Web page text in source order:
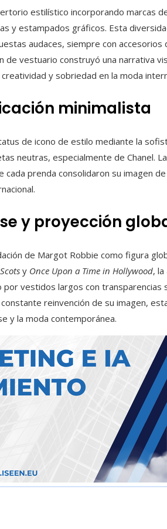
estilístico incorporando marcas
y estampados gráficos. Esta
audaces, siempre con accesorios
de vestuario construyó una narrativa
y sobriedad en la moda
minimalista
de icono de estilo mediante la
neutras, especialmente de Chanel.
cada prenda consolidaron su imagen
y proyección
de Margot Robbie como figura
y Once Upon a Time in Hollywood,
por vestidos largos con
reinvención de su imagen,
y la moda contemporánea.